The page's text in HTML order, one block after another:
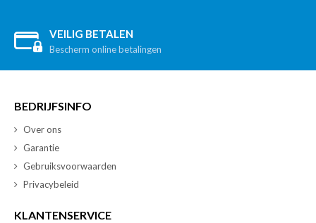
VEILIG BETALEN
Bescherm online betalingen
BEDRIJFSINFO
Over ons
Garantie
Gebruiksvoorwaarden
Privacybeleid
KLANTENSERVICE